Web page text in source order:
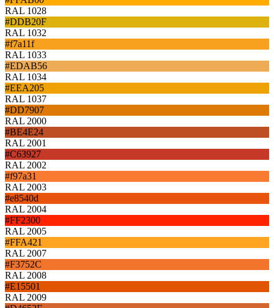
RAL 1028
#DDB20F
RAL 1032
#f7a11f
RAL 1033
#EDAB56
RAL 1034
#EEA205
RAL 1037
#DD7907
RAL 2000
#BE4E24
RAL 2001
#C63927
RAL 2002
#f97a31
RAL 2003
#e8540d
RAL 2004
#FF2300
RAL 2005
#FFA421
RAL 2007
#F3752C
RAL 2008
#E15501
RAL 2009